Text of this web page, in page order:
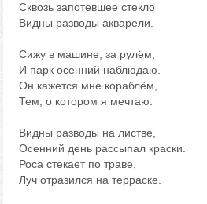
Сквозь запотевшее стекло
Видны разводы акварели.
Сижу в машине, за рулём,
И парк осенний наблюдаю.
Он кажется мне кораблём,
Тем, о котором я мечтаю.
Видны разводы на листве,
Осенний день рассыпал краски.
Роса стекает по траве,
Луч отразился на терраске.